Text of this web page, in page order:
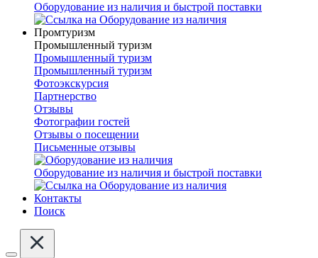
Оборудование из наличия и быстрой поставки
Промтуризм
Промышленный туризм
Промышленный туризм
Промышленный туризм
Фотоэкскурсия
Партнерство
Отзывы
Фотографии гостей
Отзывы о посещении
Письменные отзывы
Оборудование из наличия и быстрой поставки
Контакты
Поиск